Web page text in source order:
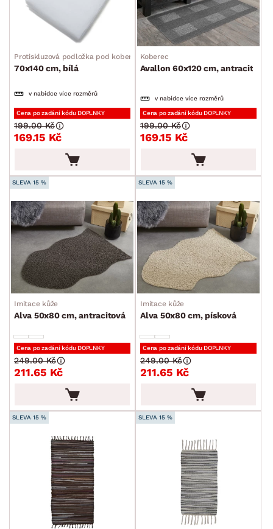
Protiskluzová podložka pod koberec
70x140 cm, bílá
v nabídce více rozměrů
Cena po zadání kódu DOPLNKY
169.15 Kč
199.00 Kč
Koberec
Avallon 60x120 cm, antracit
v nabídce více rozměrů
Cena po zadání kódu DOPLNKY
169.15 Kč
199.00 Kč
SLEVA 15 %
Imitace kůže
Alva 50x80 cm, antracitová
Cena po zadání kódu DOPLNKY
211.65 Kč
249.00 Kč
SLEVA 15 %
Imitace kůže
Alva 50x80 cm, písková
Cena po zadání kódu DOPLNKY
211.65 Kč
249.00 Kč
SLEVA 15 % SLEVA 15 %